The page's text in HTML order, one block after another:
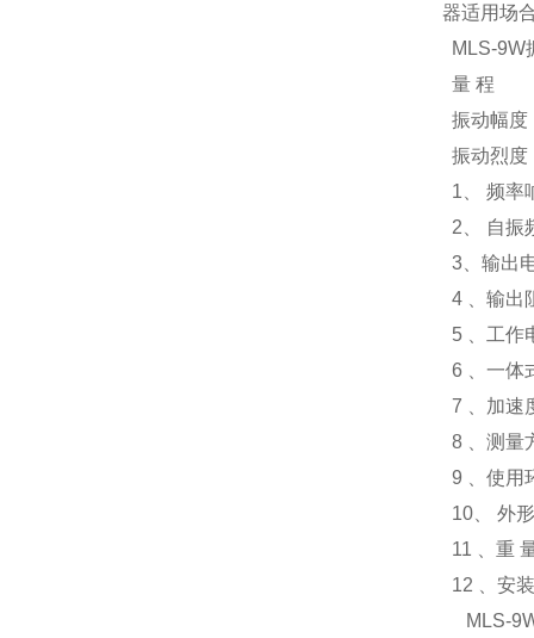
器适用场
MLS-9W
量 程
振动幅度
振动烈度
1、 频率
2、 自振
3、输出
4 、输出
5 、工作
6 、一体
7 、加速
8 、测量
9 、使用
10、 外
11 、重
12 、安
MLS-